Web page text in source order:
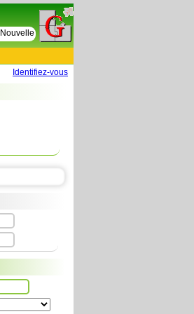
Nouvelles tables : 664 actes de D Le Cercueil
Identifiez-vous